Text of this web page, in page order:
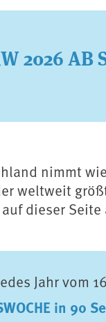
2026 AB
nimmt
weltweit
dieser Seite
Jahr vom
WOCHE in 90